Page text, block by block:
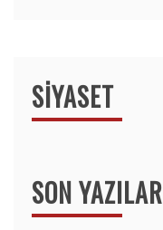
SIYASET
SON YAZILAR